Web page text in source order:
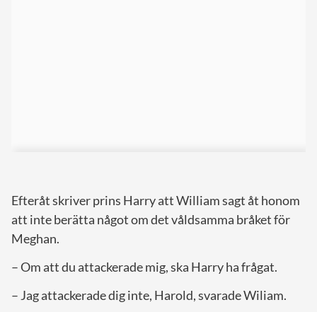
Efteråt skriver prins Harry att William sagt åt honom
att inte berätta något om det våldsamma bråket för
Meghan.
– Om att du attackerade mig, ska Harry ha frågat.
– Jag attackerade dig inte, Harold, svarade Wiliam.